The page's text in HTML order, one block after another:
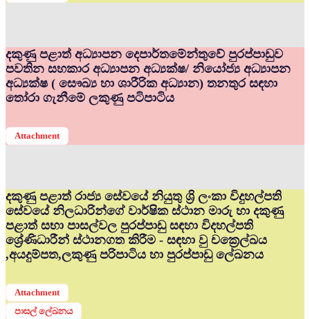
දකුණු පළාත් අධ්‍යාපන දෙපාර්තමේන්තුවේ පුරප්පාඩුව
පවතින සහකාර අධ්‍යාපන අධ්‍යක්ෂ/ නියෝජ්‍ය අධ්‍යාපන
අධ්‍යක්ෂ ( සෞඛ්‍ය හා ශාරීරික අධ්‍යාන) තනතුර සඳහා
තෝරා ගැනීමේ ලකුණු පටිපාටිය
Attachment
දකුණු පළාත් රාජ්‍ය සේවයේ නියුතු ශ්‍රි ලංකා විදුහල්පති
සේවයේ නිලධාරින්ගේ වාර්ෂික ස්ථාන මාරු හා දකුණු
පළාත් සභා පාසල්වල පුරප්පාඩු සඳහා විදහල්පති
ශ්‍රේණිධාරීන් ස්ථානගත කිරීම - සඳහා වු චක්‍රෙල්ඛය
,අයදුම්පත,ලකුණු පරිපාටිය හා පුරප්පාඩු ලේඛනය
Attachment
පාසල් ලේඛනය